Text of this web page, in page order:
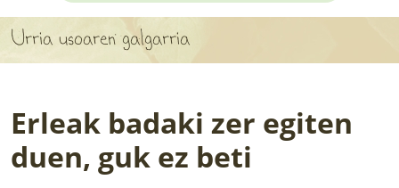
APARTEN MAPA
LURRERAKO BIDE LAGUN
HASI NAHI AL DUZU? 8 URRATS
Urria usoaren galgarria
Erleak badaki zer egiten
duen, guk ez beti